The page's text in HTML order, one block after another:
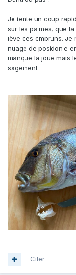
Je tente un coup
sur les palmes, que
lève des embruns. Je
nuage de posidonie
manque la joue mais
sagement.
Citer